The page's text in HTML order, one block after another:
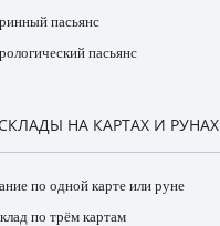
пасьянс
пасьянс
НА КАРТАХ И РУНАХ
по одной карте или руне
по трём картам